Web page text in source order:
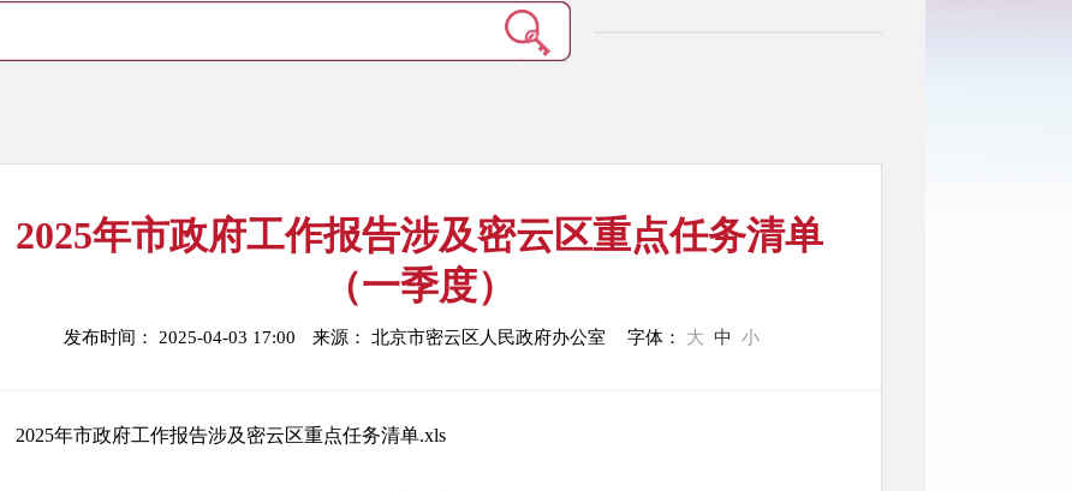
2025年市政府工作报告涉及密云区重点任务清单
（一季度）
发布时间： 2025-04-03 17:00 来源： 北京市密云区人民政府办公室 字体： 大 中 小
2025年市政府工作报告涉及密云区重点任务清单.xls